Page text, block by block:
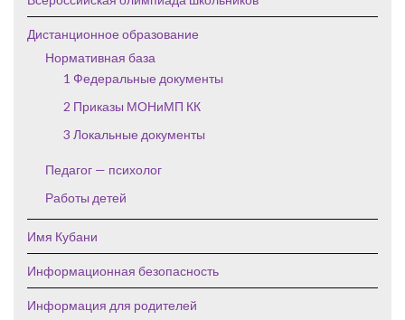
Дистанционное образование
Нормативная база
1 Федеральные документы
2 Приказы МОНиМП КК
3 Локальные документы
Педагог — психолог
Работы детей
Имя Кубани
Информационная безопасность
Информация для родителей